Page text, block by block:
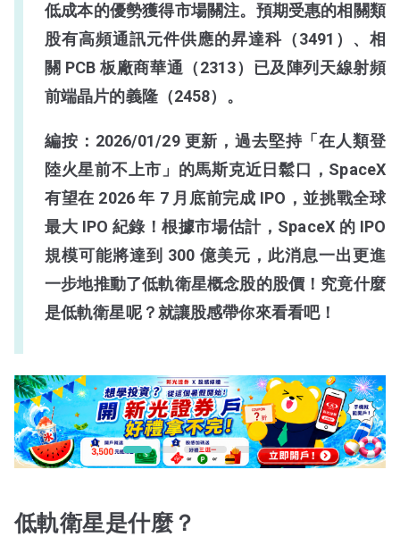
低成本的優勢獲得市場關注。預期受惠的相關類
股有高頻通訊元件供應的昇達科（3491）、相
關 PCB 板廠商華通（2313）已及陣列天線射頻
前端晶片的義隆（2458）。
編按：2026/01/29 更新，過去堅持「在人類登
陸火星前不上市」的馬斯克近日鬆口，SpaceX
有望在 2026 年 7 月底前完成 IPO，並挑戰全球
最大 IPO 紀錄！根據市場估計，SpaceX 的 IPO
規模可能將達到 300 億美元，此消息一出更進
一步地推動了低軌衛星概念股的股價！究竟什麼
是低軌衛星呢？就讓股感帶你來看看吧！
低軌衛星是什麼？